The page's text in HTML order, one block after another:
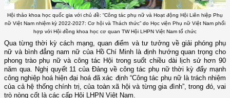
Hội thảo khoa học quốc gia với chủ đề: “Công tác phụ nữ và Hoạt động Hội Liên hiệp Phụ
nữ Việt Nam nhiệm kỳ 2022-2027: Cơ hội và Thách thức” do Học viện Phụ nữ Việt Nam phối
hợp với Hội đồng khoa học cơ quan TW Hội LHPN Việt Nam tổ chức
Qua từng thời kỳ cách mạng, quan điểm và tư tưởng về giải phóng phụ
nữ và bình đẳng nam nữ của Hồ Chí Minh là định hướng quan trọng cho
phong trào phụ nữ và công tác Hội trong suốt chiều dài lịch sử hơn 90
năm qua. Nghị quyết 11 của Đảng về công tác phụ nữ thời kỳ đẩy mạnh
công nghiệp hoá hiện đại hoá đã xác định “Công tác phụ nữ là trách nhiệm
của cả hệ thống chính trị, của toàn xã hội và từng gia đình”, trong đó, vai
trò nòng cốt là các cấp Hội LHPN Việt Nam.